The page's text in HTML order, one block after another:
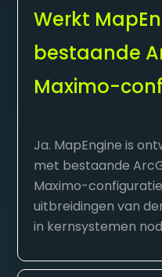
Werkt
bestaande
Maximo-
Ja. MapEngine is
met bestaande
Maximo-
uitbreidingen van
in kernsystemen